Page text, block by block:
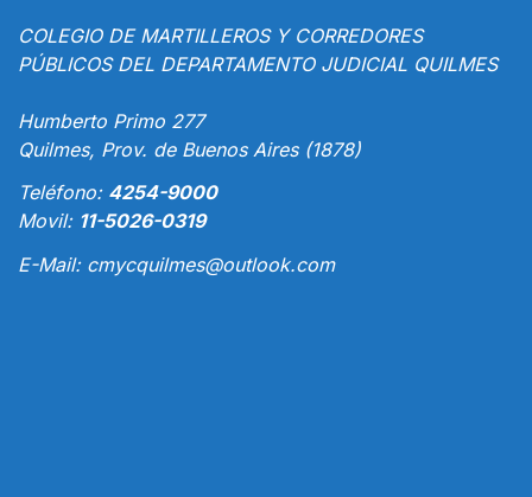
COLEGIO DE MARTILLEROS Y CORREDORES
PÚBLICOS DEL DEPARTAMENTO JUDICIAL QUILMES
Humberto Primo 277
Quilmes, Prov. de Buenos Aires (1878)
Teléfono: 4254-9000
Movil: 11-5026-0319
E-Mail: cmycquilmes@outlook.com